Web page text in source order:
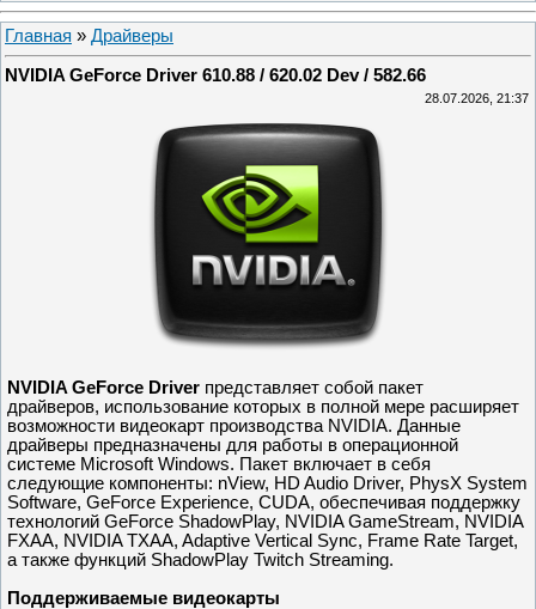
Главная » Драйверы
NVIDIA GeForce Driver 610.88 / 620.02 Dev / 582.66
28.07.2026, 21:37
NVIDIA GeForce Driver представляет собой пакет
драйверов, использование которых в полной мере расширяет
возможности видеокарт производства NVIDIA. Данные
драйверы предназначены для работы в операционной
системе Microsoft Windows. Пакет включает в себя
следующие компоненты: nView, HD Audio Driver, PhysX System
Software, GeForce Experience, CUDA, обеспечивая поддержку
технологий GeForce ShadowPlay, NVIDIA GameStream, NVIDIA
FXAA, NVIDIA TXAA, Adaptive Vertical Sync, Frame Rate Target,
а также функций ShadowPlay Twitch Streaming.
Поддерживаемые видеокарты